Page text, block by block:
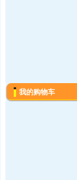
我的购物车